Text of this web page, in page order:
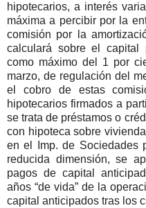
hipotecarios, a interés
máxima a percibir por la
comisión por la
calculará sobre el capital
como máximo del 1 por
marzo, de regulación del
el cobro de estas
hipotecarios firmados a
se trata de préstamos o
con hipoteca sobre
en el Imp. de Sociedades
reducida dimensión, se
pagos de capital
años “de vida” de la
capital anticipados tras los